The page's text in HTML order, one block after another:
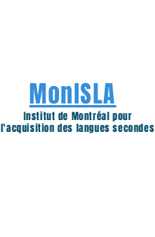
MonISLA
Institut de Montréal pour
l'acquisition des langues secondes